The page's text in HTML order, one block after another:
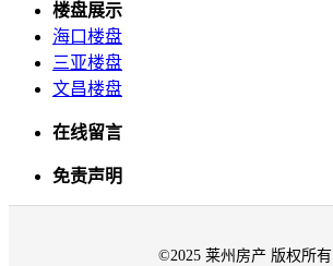
楼盘展示
海口楼盘
三亚楼盘
文昌楼盘
在线留言
免责声明
©2025 莱州房产 版权所有